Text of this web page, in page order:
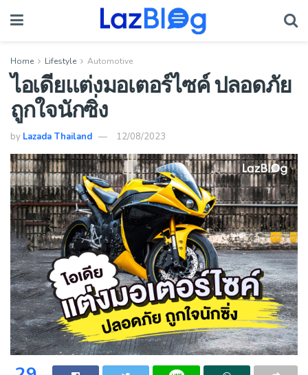
Home Lifestyle Automotive
ไอเดียแต่งมอเตอร์ไซค์ ปลอดภัย
ถูกใจนักซิ่ง
by Lazada Thailand 12/08/2023